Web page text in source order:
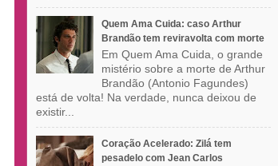
Quem Ama Cuida: caso Arthur
Brandão tem reviravolta com morte
Em Quem Ama Cuida, o grande
mistério sobre a morte de Arthur
Brandão (Antonio Fagundes)
está de volta! Na verdade, nunca deixou de
existir...
Coração Acelerado: Zilá tem
pesadelo com Jean Carlos